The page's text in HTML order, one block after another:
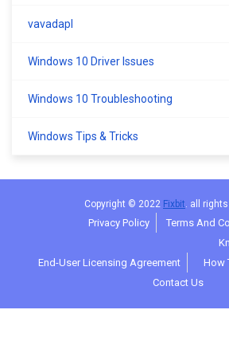
vavadapl
Windows 10 Driver Issues
Windows 10 Troubleshooting
Windows Tips & Tricks
Copyright © 2022 Fixbit . all
Privacy Policy Terms And
End-User Licensing Agreement
How
Contact Us